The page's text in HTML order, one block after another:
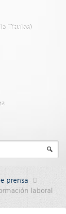
Títulos)
prensa
laboral